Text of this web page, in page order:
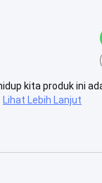
kita produk ini
Lihat Lebih Lanjut